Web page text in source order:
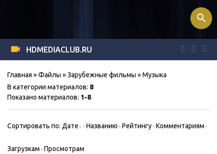
HDMEDIACLUB.RU
search
Главная »Файлы »Зарубежные фильмы » Музыка
В категории материалов: 8
Показано материалов: 1-8
Сортировать по: Дате · Названию · Рейтингу· Комментариям ·
Загрузкам · Просмотрам